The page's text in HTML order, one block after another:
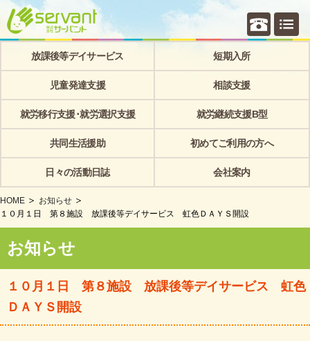
個別相
放課後等デイサービス 短期入所
児童発達支援 相談支援
就労移行支援･就労選択支援 就労継続支援B型
共同生活援助 初めてご利用の方へ
日々の活動日誌 会社案内
HOME
お知らせ
１０月１日 第８施設 放課後等デイサービス 虹色ＤＡＹＳ開設
お知らせ
１０月１日 第８施設 放課後等デイサービス 虹色
ＤＡＹＳ開設